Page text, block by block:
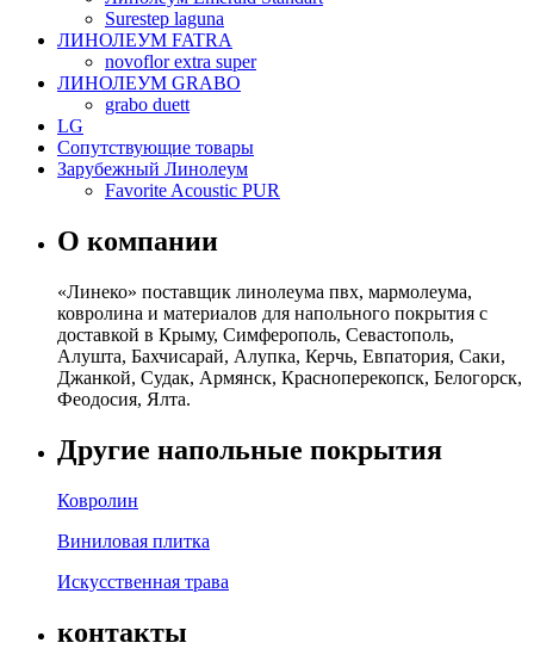
Surestep laguna
ЛИНОЛЕУМ FATRA
novoflor extra super
ЛИНОЛЕУМ GRABO
grabo duett
LG
Сопутствующие товары
Зарубежный Линолеум
Favorite Acoustic PUR
О компании
«Линеко» поставщик линолеума пвх, мармолеума,
ковролина и материалов для напольного покрытия с
доставкой в Крыму, Симферополь, Севастополь,
Алушта, Бахчисарай, Алупка, Керчь, Евпатория, Саки,
Джанкой, Судак, Армянск, Красноперекопск, Белогорск,
Феодосия, Ялта.
Другие напольные покрытия
Ковролин
Виниловая плитка
Искусственная трава
контакты